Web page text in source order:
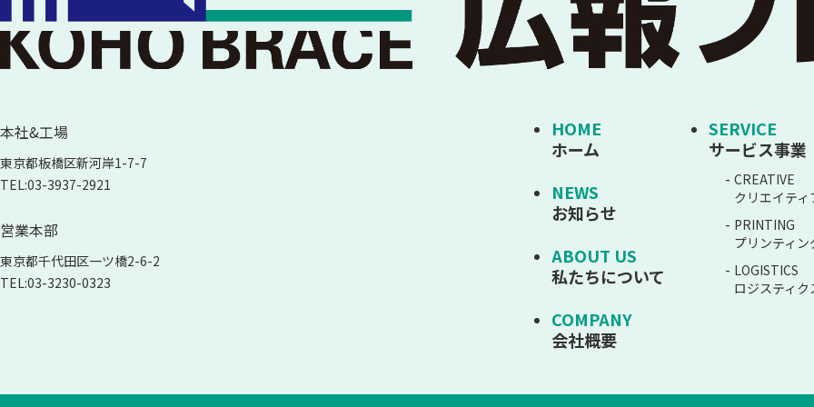
本社&工場
東京都板橋区新河岸1-7-7
TEL:03-3937-2921
営業本部
東京都千代田区一ツ橋2-6-2
TEL:03-3230-0323
HOME
ホーム
NEWS
お知らせ
ABOUT US
私たちについて
COMPANY
会社概要
SERVICE
サービス事業
CREATIVE
クリエイティ
PRINTING
プリンティン
LOGISTICS
ロジスティク